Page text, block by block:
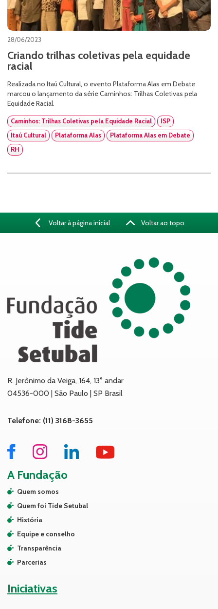
28/06/2023
Criando trilhas coletivas pela equidade
racial
Realizada no Itaú Cultural, o evento Plataforma Alas em Debate
marcou o lançamento da série Caminhos: Trilhas Coletivas pela
Equidade Racial.
Caminhos: Trilhas Coletivas pela Equidade Racial
ISP
Itaú Cultural
Plataforma Alas
Plataforma Alas em Debate
RH
Voltar à página inicial Voltar ao topo
R. Jerônimo da Veiga, 164, 13° andar
04536-000 | São Paulo | SP Brasil
Telefone: (11) 3168-3655
A Fundação
Quem somos
Quem foi Tide Setubal
História
Equipe e conselho
Transparência
Parcerias
Iniciativas